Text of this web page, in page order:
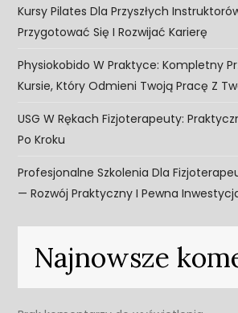
Kursy Pilates Dla Przyszłych
Przygotować Się I Rozwijać Karierę
Physiokobido W Praktyce: Kompletny
Kursie, Który Odmieni Twoją Pracę Z
USG W Rękach Fizjoterapeuty:
Po Kroku
Profesjonalne Szkolenia Dla
— Rozwój Praktyczny I Pewna
Najnowsze